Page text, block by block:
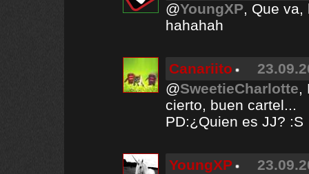
@YoungXP, Que va,
hahahah
Canariito
@SweetieCharlotte,
cierto, buen cartel...
PD:¿Quien es JJ? :S
YoungXP